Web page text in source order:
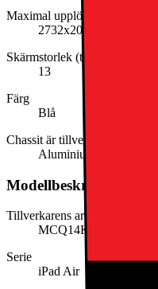
Maximal upplösning
2732x2048
Skärmstorlek (tum)
13
Färg
Blå
Chassit är tillverkat av
Aluminium
Modellbeskrivning
Tillverkarens artikelnummer
MCQ14KN/A
Serie
iPad Air